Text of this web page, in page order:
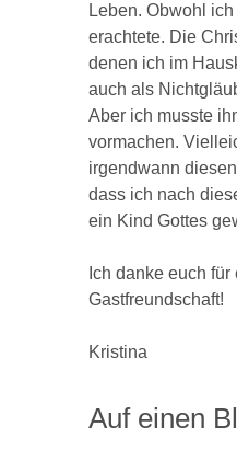
Leben. Obwohl
erachtete. Die
denen ich im
auch als
Aber ich musste
vormachen.
irgendwann
dass ich nach
ein Kind Gottes
Ich danke euch für
Gastfreundschaft!
Kristina
Auf einen